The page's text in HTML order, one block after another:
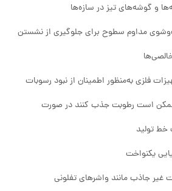
و گوشه‌های تیز در سازه‌ها
مداوم سطوح برای جلوگیری از نشستن
فلزی به‌منظور اطمینان از نبود رسوبات
است رطوبت جذب کنند در صورت
تولید
یکنواخت
غیر جاذب مانند واشرهای تفلونی